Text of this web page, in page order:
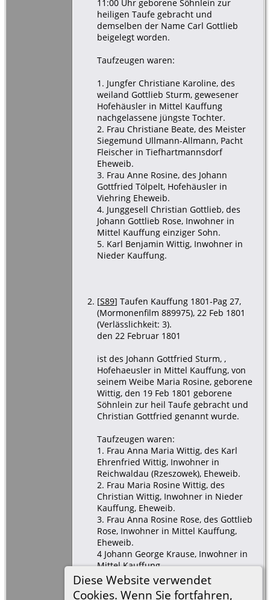
Diese Website verwendet
Cookies. Wenn Sie fortfahren,
11:00 Uhr geborene Söhnlein zur
heiligen Taufe gebracht und
demselben der Name Carl Gottlieb
beigelegt worden.
Taufzeugen waren:
1. Jungfer Christiane Karoline, des
weiland Gottlieb Sturm, gewesener
Hofehäusler in Mittel Kauffung
nachgelassene jüngste Tochter.
2. Frau Christiane Beate, des Meister
Siegemund Ullmann-Allmann, Pacht
Fleischer in Tiefhartmannsdorf
Eheweib.
3. Frau Anne Rosine, des Johann
Gottfried Tölpelt, Hofehäusler in
Viehring Eheweib.
4. Junggesell Christian Gottlieb, des
Johann Gottlieb Rose, Inwohner in
Mittel Kauffung einziger Sohn.
5. Karl Benjamin Wittig, Inwohner in
Nieder Kauffung.
[S89] Taufen Kauffung 1801-Pag 27,
(Mormonenfilm 889975), 22 Feb 1801
(Verlässlichkeit: 3).
den 22 Februar 1801
ist des Johann Gottfried Sturm, ,
Hofehaeusler in Mittel Kauffung, von
seinem Weibe Maria Rosine, geborene
Wittig, den 19 Feb 1801 geborene
Söhnlein zur heil Taufe gebracht und
Christian Gottfried genannt wurde.
Taufzeugen waren:
1. Frau Anna Maria Wittig, des Karl
Ehrenfried Wittig, Inwohner in
Reichwaldau (Rzeszowek), Eheweib.
2. Frau Maria Rosine Wittig, des
Christian Wittig, Inwohner in Nieder
Kauffung, Eheweib.
3. Frau Anna Rosine Rose, des Gottlieb
Rose, Inwohner in Mittel Kauffung,
Eheweib.
4 Johann George Krause, Inwohner in
Mittel Kauffung.
5. Meister Jeremias Aust, Freihaeusler
und Schneider in Viehringe, und